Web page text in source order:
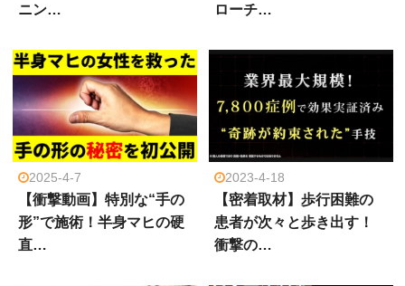
ニン…
ローチ…
2025-4-7
【衝撃動画】特別な“手の
形”で施術！半身マヒの硬
直…
2023-4-18
【密着取材】歩行困難の
患者が次々と歩き出す！
衝撃の…